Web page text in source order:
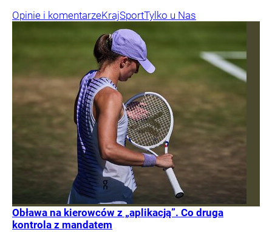
Opinie i komentarzeKrajSportTylko u Nas
Obława na kierowców z „aplikacją”. Co druga
kontrola z mandatem